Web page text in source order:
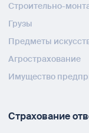
Строительно-
Грузы
Предметы
Агрострахование
Имущество
Страхование